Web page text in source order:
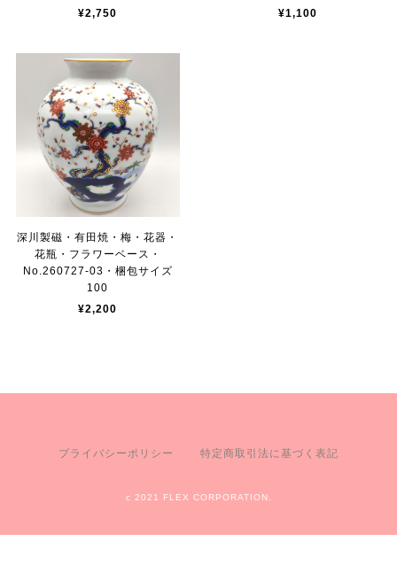
¥2,750
¥1,100
深川製磁・有田焼・梅・花器・
花瓶・フラワーベース・
No.260727-03・梱包サイズ
100
¥2,200
プライバシーポリシー 特定商取引法に基づく表記
c 2021 FLEX CORPORATION.